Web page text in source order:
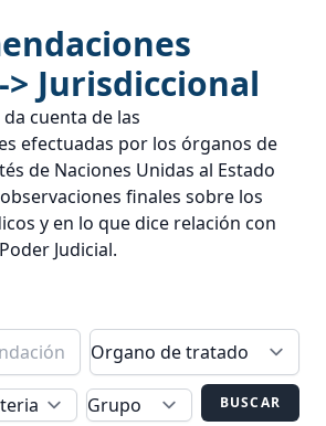
> Jurisdiccional
cuenta de las
efectuadas por los órganos de
de Naciones Unidas al Estado
finales sobre los
y en lo que dice relación con
Judicial.
BUSCAR